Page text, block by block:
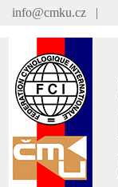
info@cmku.cz |